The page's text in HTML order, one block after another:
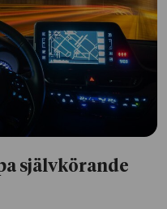
självkörande